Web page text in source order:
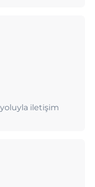
iletişim